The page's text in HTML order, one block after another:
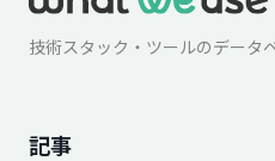
技術スタック・ツールのデータ
記事